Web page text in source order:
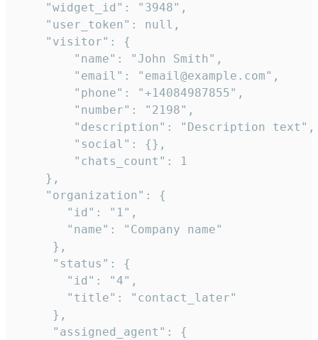
    "widget_id": "3948",
    "user_token": null,
    "visitor": {
        "name": "John Smith",
        "email": "email@example.com",
        "phone": "+14084987855",
        "number": "2198",
        "description": "Description text",
        "social": {},
        "chats_count": 1
    },
    "organization": {
       "id": "1",
       "name": "Company name"
     },
     "status": {
       "id": "4",
       "title": "contact_later"
     },
     "assigned_agent": {